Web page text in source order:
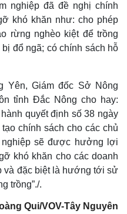
nghiệp đã đề nghị chính
khó khăn như: cho phép
rừng nghèo kiệt để trồng
đổ ngã; có chính sách hỗ
Yên, Giám đốc Sở Nông
tỉnh Đắc Nông cho hay:
quyết định số 38 ngày
chính sách cho các chủ
sẽ được hưởng lợi
khó khăn cho các doanh
và đặc biệt là hướng tới sử
trồng”./.
Qui/VOV-Tây Nguyên